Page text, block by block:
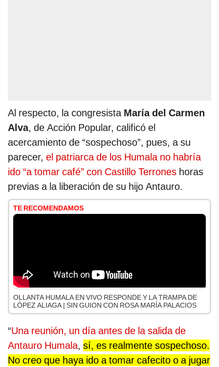
Al respecto, la congresista María del Carmen
Alva, de Acción Popular, calificó el
acercamiento de “sospechoso”, pues, a su
parecer, el patriarca de los Humala no habría
ido “a tomar café” con Castillo Terrones horas
previas a la liberación de su hijo Antauro.
TE RECOMENDAMOS
OLLANTA HUMALA EN VIVO RESPONDE Y LA TRAMPA DE
LÓPEZ ALIAGA | SIN GUION CON ROSA MARÍA PALACIOS
“Una reunión, un día antes de la salida de
Antauro Humala, sí, es realmente sospechoso.
No creo que haya ido a tomar cafecito o a jugar